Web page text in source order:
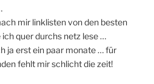
mir linklisten von den besten
ich quer durchs netz lese …
ja erst ein paar monate … für
fehlt mir schlicht die zeit!